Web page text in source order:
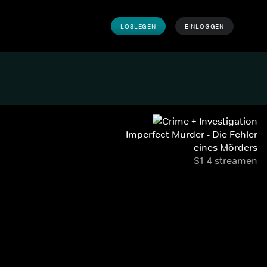
LOSLEGEN EINLOGGEN
Imperfect Murder - Die Fehler
eines Mörders
S1-4 streamen